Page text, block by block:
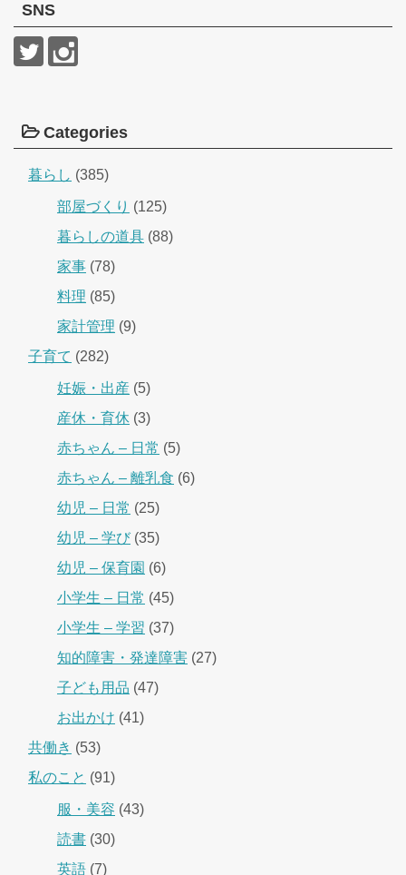
SNS
Categories
暮らし (385)
部屋づくり (125)
暮らしの道具 (88)
家事 (78)
料理 (85)
家計管理 (9)
子育て (282)
妊娠・出産 (5)
産休・育休 (3)
赤ちゃん – 日常 (5)
赤ちゃん – 離乳食 (6)
幼児 – 日常 (25)
幼児 – 学び(35)
幼児 – 保育園 (6)
小学生 – 日常 (45)
小学生 – 学習 (37)
知的障害・発達障害 (27)
子ども用品 (47)
お出かけ (41)
共働き (53)
私のこと (91)
服・美容 (43)
読書 (30)
英語 (7)